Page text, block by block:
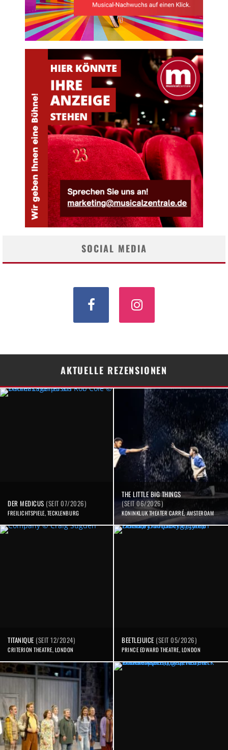
SOCIAL MEDIA
AKTUELLE REZENSIONEN
DER MEDICUS (SEIT 07/2026)
FREILICHTSPIELE, TECKLENBURG
THE LITTLE BIG THINGS
(SEIT 06/2026)
KONINKLIJK THEATER CARRÉ, AMSTERDAM
TITANIQUE (SEIT 12/2024)
CRITERION THEATRE, LONDON
BEETLEJUICE (SEIT 05/2026)
PRINCE EDWARD THEATRE, LONDON